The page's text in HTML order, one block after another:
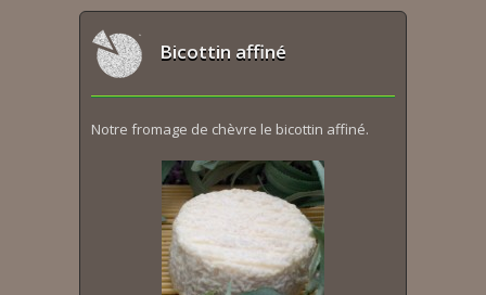
Bicottin affiné
Notre fromage de chèvre le bicottin affiné.